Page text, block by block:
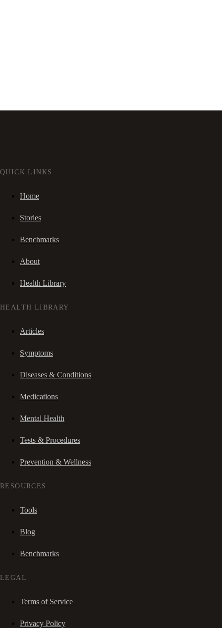
QUICK LINKS
Home
Stories
Benchmarks
About
Health Library
HEALTH LIBRARY
Articles
Symptoms
Diseases & Conditions
Medications
Mental Health
Tests & Procedures
Prevention & Wellness
RESOURCES
Tools
Blog
Benchmarks
LEGAL
Terms of Service
Privacy Policy